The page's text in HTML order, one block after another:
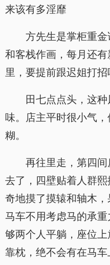
来该有多淫靡
方先生是掌柜重
和客栈作画，每月还
里，要提前跟迟姐打招
田七点点头，这
味。店主平时很小气
糊。
再往里走，第四
去了，四壁贴着人群
奇地摸了摸辕和轴木
马车不用考虑马的承
够两个人平躺，座位
靠枕，绝不会有在马车